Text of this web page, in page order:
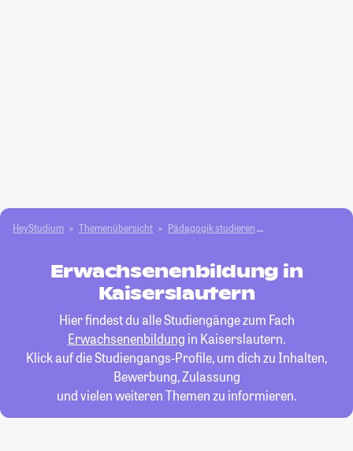
HeyStudium Themenübersicht Pädagogik studieren
Erwachsenenbildung in
Kaiserslautern
Hier findest du alle Studiengänge zum Fach
Erwachsenenbildung in Kaiserslautern.
Klick auf die Studiengangs-Profile, um dich zu Inhalten,
Bewerbung, Zulassung
und vielen weiteren Themen zu informieren.